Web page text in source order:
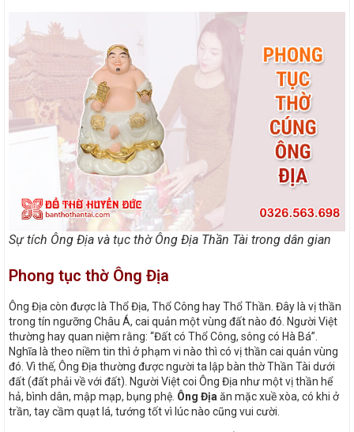
Sự tích Ông Địa và tục thờ Ông Địa Thần Tài trong dân gian
Phong tục thờ Ông Địa
Ông Địa còn được là Thổ Địa, Thổ Công hay Thổ Thần. Đây là vị thần
trong tín ngưỡng Châu Á, cai quản một vùng đất nào đó. Người Việt
thường hay quan niệm rằng: “Đất có Thổ Công, sông có Hà Bá”.
Nghĩa là theo niềm tin thì ở phạm vi nào thì có vị thần cai quản vùng
đó. Vì thế, Ông Địa thường được người ta lập bàn thờ Thần Tài dưới
đất (đất phải về với đất). Người Việt coi Ông Địa như một vị thần hể
hả, bình dân, mập mạp, bụng phệ. Ông Địaăn mặc xuề xòa, có khi ở
trần, tay cầm quạt lá, tướng tốt vì lúc nào cũng vui cười.